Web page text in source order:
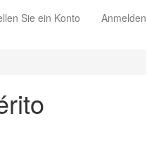
Sie ein Konto Anmelden